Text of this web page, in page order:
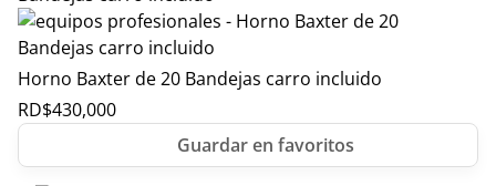
Horno Baxter de 20 Bandejas carro incluido
RD$430,000